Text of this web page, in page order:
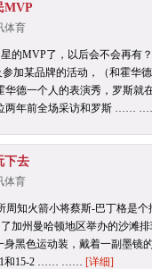
MVP
体育
的MVP了，以后会不会再有
加某品牌的活动，（和霍华
德一个人的表演秀，罗斯
位两年前全场采访和罗斯 ……
下去
体育
知火箭小将蔡斯-巴丁格是
加州曼哈顿地区举办的沙滩
黑色运动装，戴着一副墨镜
21和15-2 …… …… [详细]